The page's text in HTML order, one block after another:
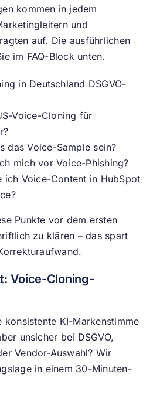
kommen in jedem
und
auf. Die ausführlichen
im FAQ-Block unten.
in Deutschland DSGVO-
Voice-Cloning für
das Voice-Sample sein?
mich vor Voice-Phishing?
ich Voice-Content in HubSpot
Punkte vor dem ersten
zu klären – das spart
Voice-Cloning-
konsistente KI-Markenstimme
unsicher bei DSGVO,
Vendor-Auswahl? Wir
in einem 30-Minuten-